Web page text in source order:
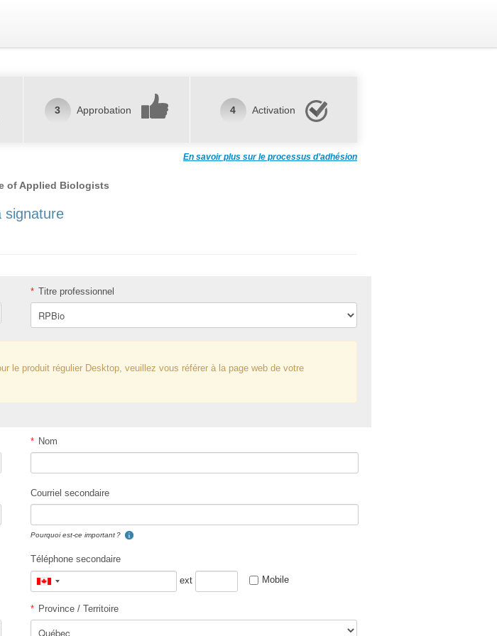
3 Approbation 4 Activation
En savoir plus sur le processus d’adhésion
of Applied Biologists
signature
* Titre professionnel
le produit régulier Desktop, veuillez vous référer à la page web de votre
* Nom
Courriel secondaire
Pourquoi est-ce important ?
Téléphone secondaire
Canada
ext Mobile
* Province / Territoire